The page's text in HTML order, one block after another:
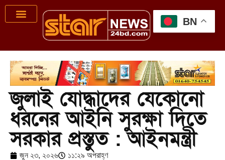
জুলাই যোদ্ধাদের যেকোনো
ধরনের আইনি সুরক্ষা দিতে
সরকার প্রস্তুত : আইনমন্ত্রী
জুন ২৩, ২০২৬ ১১:২৯ অপরাহ্ণ
BN